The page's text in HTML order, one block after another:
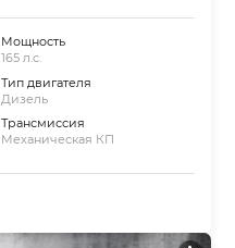
Мощность
165 л.с.
Тип двигателя
Дизель
Трансмиссия
Механическая КП